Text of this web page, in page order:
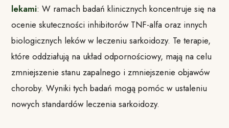
lekami: W ramach badań klinicznych koncentruje się na
ocenie skuteczności inhibitorów TNF-alfa oraz innych
biologicznych leków w leczeniu sarkoidozy. Te terapie,
które oddziałują na układ odpornościowy, mają na celu
zmniejszenie stanu zapalnego i zmniejszenie objawów
choroby. Wyniki tych badań mogą pomóc w ustaleniu
nowych standardów leczenia sarkoidozy.